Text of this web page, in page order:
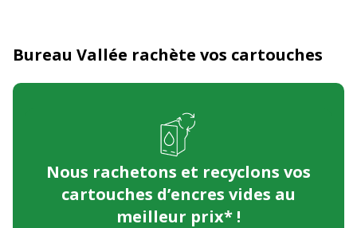
Bureau Vallée rachète vos cartouches
Nous rachetons et recyclons vos
cartouches d’encres vides au
meilleur prix* !